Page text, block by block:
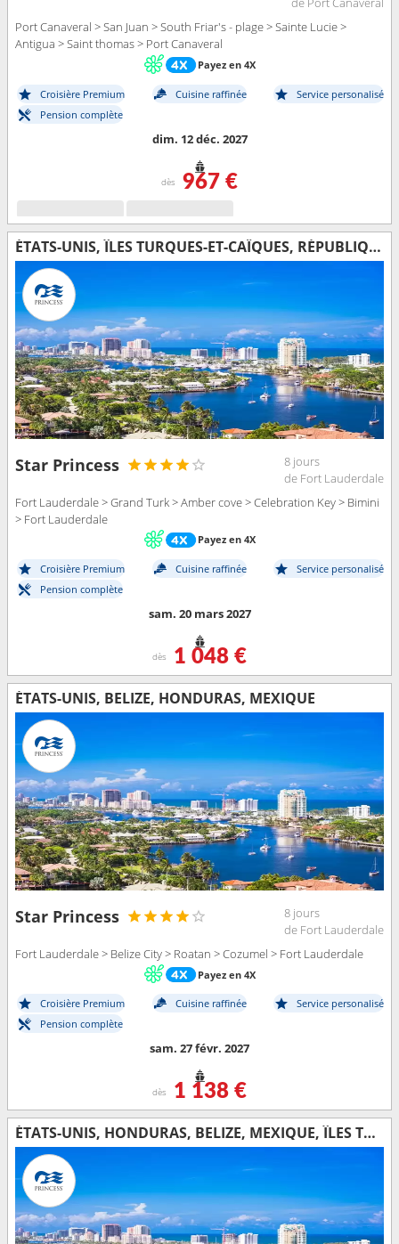
Port Canaveral > San Juan > South Friar's - plage > Sainte Lucie >
Antigua > Saint thomas > Port Canaveral
Payez en 4X
Croisière Premium Cuisine raffinée
Service personalisé
Pension complète
dim. 12 déc. 2027
dès 967 €
ÉTATS-UNIS, ÎLES TURQUES-ET-CAÏQUES, RÉPUBLIQUE DOMINICAINE, BAHAMAS
Star Princess
8 jours
de Fort Lauderdale
Fort Lauderdale > Grand Turk > Amber cove > Celebration Key > Bimini
> Fort Lauderdale
Payez en 4X
Croisière Premium Cuisine raffinée
Service personalisé
Pension complète
sam. 20 mars 2027
dès 1 048 €
ÉTATS-UNIS, BELIZE, HONDURAS, MEXIQUE
Star Princess
8 jours
de Fort Lauderdale
Fort Lauderdale > Belize City > Roatan > Cozumel > Fort Lauderdale
Payez en 4X
Croisière Premium Cuisine raffinée
Service personalisé
Pension complète
sam. 27 févr. 2027
dès 1 138 €
ÉTATS-UNIS, HONDURAS, BELIZE, MEXIQUE, ÎLES TURQUES-ET-CAÏQUES, RÉPUBLIQUE DOMINICAINE, BAHAMAS